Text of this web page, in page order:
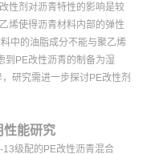
性剂对沥青特性的影响是较
烯使得沥青材料内部的弹性
中的油脂成分不能与聚乙烯
到PE改性沥青的制备为湿
研究需进一步探讨PE改性剂
性能研究
13级配的PE改性沥青混合